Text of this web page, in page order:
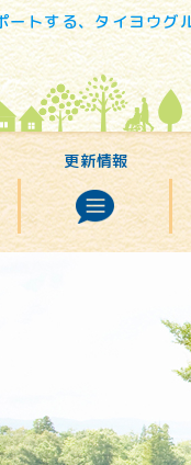
ートする、タイヨウグ
更新情報